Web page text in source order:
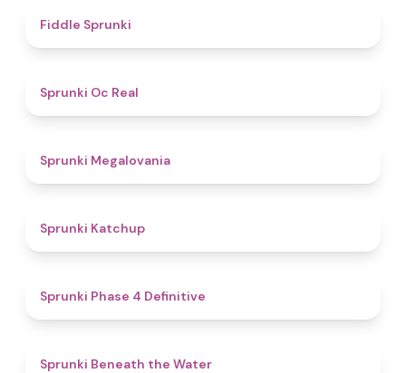
Fiddle Sprunki
Sprunki Oc Real
Sprunki Megalovania
Sprunki Katchup
Sprunki Phase 4 Definitive
Sprunki Beneath the Water